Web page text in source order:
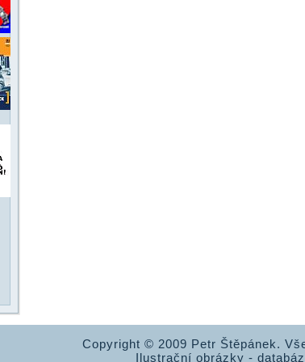
Copyright © 2009 Petr Štěpánek.
Ilustrační obrázky -